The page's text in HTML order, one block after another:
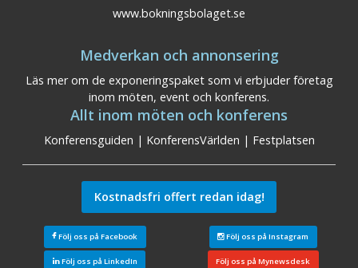
www.bokningsbolaget.se
Medverkan och annonsering
Läs mer om de exponeringspaket som vi erbjuder företag
inom möten, event och konferens.
Allt inom möten och konferens
Konferensguiden | KonferensVärlden | Festplatsen
Kostnadsfri offert redan idag!
Följ oss på Facebook Följ oss på Instagram
Följ oss på LinkedIn Följ oss på Mynewsdesk